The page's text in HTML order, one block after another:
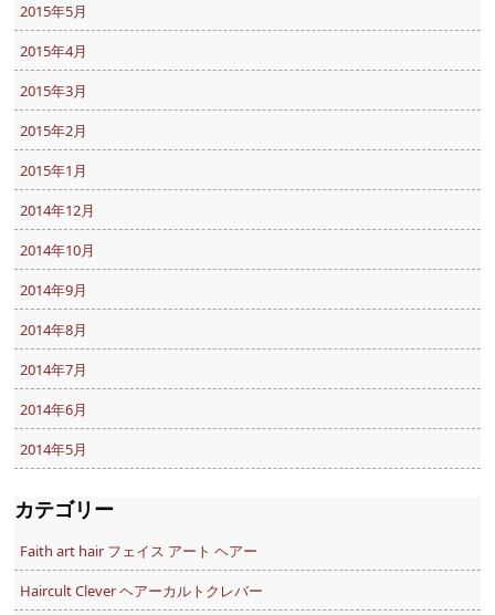
2015年5月
2015年4月
2015年3月
2015年2月
2015年1月
2014年12月
2014年10月
2014年9月
2014年8月
2014年7月
2014年6月
2014年5月
カテゴリー
Faith art hair フェイス アート ヘアー
Haircult Clever ヘアーカルトクレバー